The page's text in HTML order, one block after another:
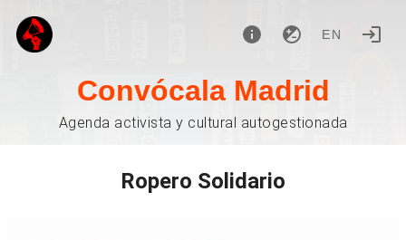
EN
Convócala Madrid
Agenda activista y cultural autogestionada
Ropero Solidario